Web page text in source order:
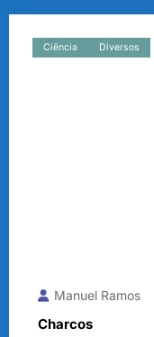
Ciência Diversos
Manuel Ramos
Charcos